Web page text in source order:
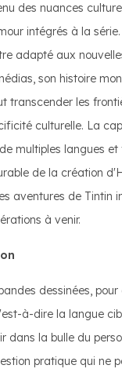
des nuances
intégrés à la
adapté aux
son histoire
transcender les
culturelle. La
multiples langues
de la création
aventures de Tintin
à venir.
dessinées,
à-dire la langue
dans la bulle du
pratique qui ne